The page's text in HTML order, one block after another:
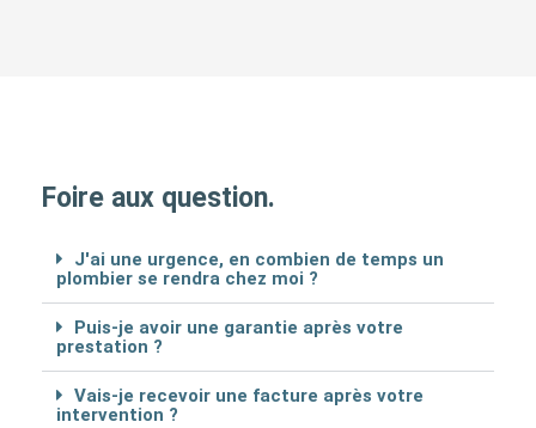
Foire aux question.
J'ai une urgence, en combien de temps un
plombier se rendra chez moi ?
Puis-je avoir une garantie après votre
prestation ?
Vais-je recevoir une facture après votre
intervention ?